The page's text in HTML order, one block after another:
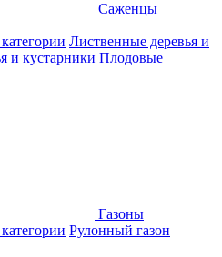
Саженцы
Лиственные деревья и
и кустарники Плодовые
Газоны
Рулонный газон